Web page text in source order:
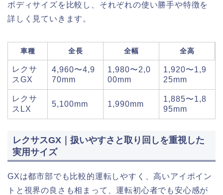
ボディサイズを比較し、それぞれの使い勝手や特徴を
詳しく見ていきます。
車種 全長 全幅 全高
レクサ
スGX
4,960〜4,9
70mm
1,980〜2,0
00mm
1,920〜1,9
25mm
レクサ
スLX
5,100mm 1,990mm
1,885〜1,8
95mm
レクサスGX｜扱いやすさと取り回しを重視した
実用サイズ
GXは都市部でも比較的運転しやすく、高いアイポイン
トと視界の良さも相まって、運転初心者でも安心感が